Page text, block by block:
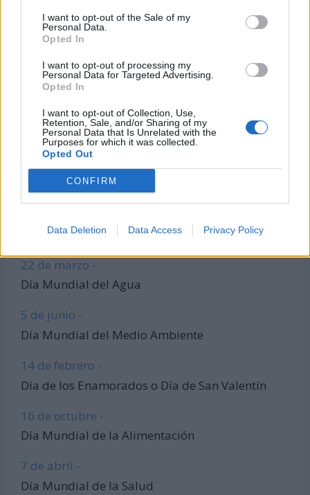
I want to opt-out of the Sale of my
Personal Data.
Opted In
I want to opt-out of processing my
Personal Data for Targeted Advertising.
Opted In
I want to opt-out of Collection, Use,
Retention, Sale, and/or Sharing of my
Personal Data that Is Unrelated with the
Purposes for which it was collected.
Opted Out
CONFIRM
Data Deletion Data Access Privacy Policy
Calculadora de Calorías
Calculadora de índice de masa corporal
Únete al canal de WhatsApp
Entra en nuestro canal de Telegram
Días Más Buscados
Día Internacional de la Mujer
22 de marzo -
Día Mundial del Agua
5 de junio -
Día Mundial del Medio Ambiente
14 de febrero -
Día de los Enamorados o Día de San Valentín
16 de octubre -
Día Mundial de la Alimentación
7 de abril -
Día Mundial de la Salud